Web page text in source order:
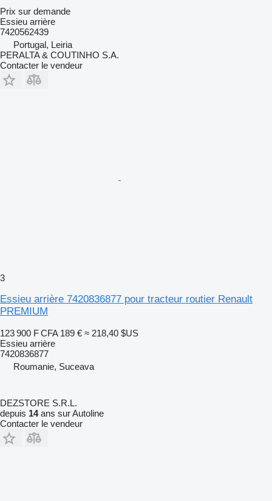
Prix sur demande
Essieu arrière
7420562439
Portugal, Leiria
PERALTA & COUTINHO S.A.
Contacter le vendeur
3
Essieu arrière 7420836877 pour tracteur routier Renault
PREMIUM
123 900 F CFA 189 € ≈ 218,40 $US
Essieu arrière
7420836877
Roumanie, Suceava
DEZSTORE S.R.L.
depuis 14ans sur Autoline
Contacter le vendeur